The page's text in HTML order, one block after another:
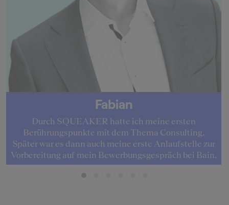
Fabian
Durch SQUEAKER hatte ich meine ersten
Berührungspunkte mit dem Thema Consulting.
Später war es dann auch meine erste Anlaufstelle zur
Vorbereitung auf mein Bewerbungsgespräch bei Bain.